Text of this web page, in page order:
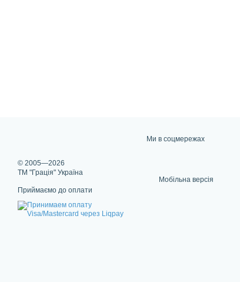
© 2005—2026
ТМ "Грація" Україна
Приймаємо до оплати
Ми в соцмережах
Мобільна версія